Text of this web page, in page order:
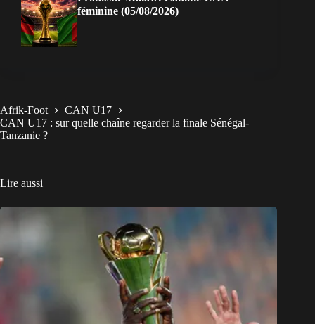
féminine (05/08/2026)
Afrik-Foot
CAN U17
CAN U17 : sur quelle chaîne regarder la finale Sénégal-
Tanzanie ?
Lire aussi